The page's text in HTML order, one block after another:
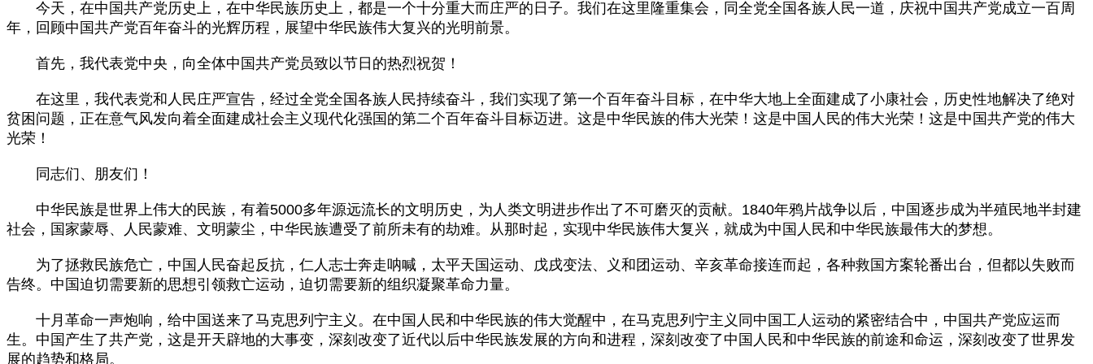
今天，在中国共产党历史上，在中华民族历史上，都是一个十分重大而庄严的日子。我们在这里隆重集会，同全党全国各族人民一道，庆祝中国共产党成立一百周
年，回顾中国共产党百年奋斗的光辉历程，展望中华民族伟大复兴的光明前景。
首先，我代表党中央，向全体中国共产党员致以节日的热烈祝贺！
在这里，我代表党和人民庄严宣告，经过全党全国各族人民持续奋斗，我们实现了第一个百年奋斗目标，在中华大地上全面建成了小康社会，历史性地解决了绝对
贫困问题，正在意气风发向着全面建成社会主义现代化强国的第二个百年奋斗目标迈进。这是中华民族的伟大光荣！这是中国人民的伟大光荣！这是中国共产党的伟大
光荣！
同志们、朋友们！
中华民族是世界上伟大的民族，有着5000多年源远流长的文明历史，为人类文明进步作出了不可磨灭的贡献。 1840年鸦片战争以后，中国逐步成为半殖民地半封建
社会，国家蒙辱、人民蒙难、文明蒙尘，中华民族遭受了前所未有的劫难。从那时起，实现中华民族伟大复兴，就成为中国人民和中华民族最伟大的梦想。
为了拯救民族危亡，中国人民奋起反抗，仁人志士奔走呐喊，太平天国运动、戊戌变法、义和团运动、辛亥革命接连而起，各种救国方案轮番出台，但都以失败而
告终。中国迫切需要新的思想引领救亡运动，迫切需要新的组织凝聚革命力量。
十月革命一声炮响，给中国送来了马克思列宁主义。在中国人民和中华民族的伟大觉醒中，在马克思列宁主义同中国工人运动的紧密结合中，中国共产党应运而
生。中国产生了共产党，这是开天辟地的大事变，深刻改变了近代以后中华民族发展的方向和进程，深刻改变了中国人民和中华民族的前途和命运，深刻改变了世界发
展的趋势和格局。